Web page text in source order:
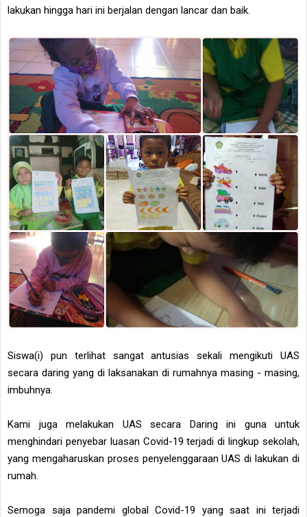
lakukan hingga hari ini berjalan dengan lancar dan baik.
Siswa(i) pun terlihat sangat antusias sekali mengikuti UAS
secara daring yang di laksanakan di rumahnya masing - masing,
imbuhnya.
Kami juga melakukan UAS secara Daring ini guna untuk
menghindari penyebar luasan Covid-19 terjadi di lingkup sekolah,
yang mengaharuskan proses penyelenggaraan UAS di lakukan di
rumah.
Semoga saja pandemi global Covid-19 yang saat ini terjadi